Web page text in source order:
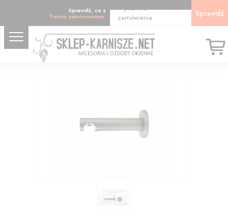
Sprawdź, co z
Twoim zamówieniem:
Wpisz kod
zamówienia
Sprawdź